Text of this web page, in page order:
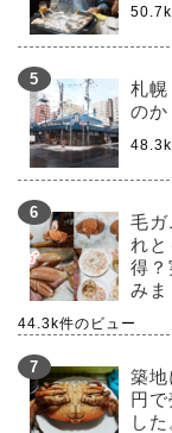
50.7k
札幌
のか
48.3k
毛ガ
れ
得？
みま
44.3k件のビュー
築
円
した